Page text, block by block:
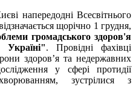
напередодні Всесвітнього
щорічно 1 грудня,
громадського здоров'я
Україні". Провідні фахівці
здоров’я та недержавних
у сфері протидії
зустрілися з